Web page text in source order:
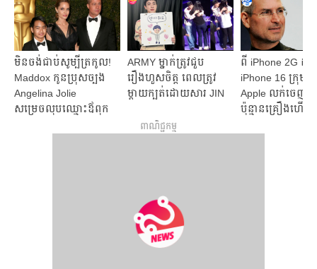
មិនចង់ជាប់សូម្បីត្រកូល!
Maddox កូនប្រុសច្បង
Angelina Jolie
សម្រេចលុបឈ្មោះឪពុក
ARMY ម្នាក់ត្រូវជួប
រឿងហួសចិត្ត ពេលត្រូវ
ម្ដាយក្បត់ដោយសារ JIN
ពី iPhone 2G ដល់
iPhone 16 ក្រុម
Apple លក់ចេញស
ប៉ុន្មានគ្រឿងហើយ
ពាណិជ្ជកម្ម